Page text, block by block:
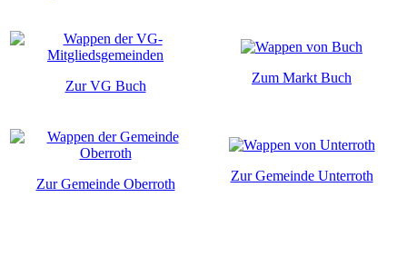
Zur VG Buch
Zum Markt Buch
Zur Gemeinde Oberroth
Zur Gemeinde Unterroth